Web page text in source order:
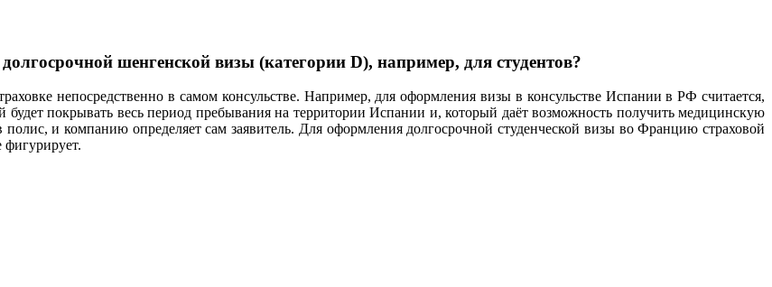
шенгенской визы (категории D), например, для студентов?
непосредственно в самом консульстве. Например, для оформления визы в консульстве Испании в РФ считается,
будет покрывать весь период пребывания на территории Испании и, который даёт возможность получить медицинскую
и компанию определяет сам заявитель. Для оформления долгосрочной студенческой визы во Францию страховой
фигурирует.